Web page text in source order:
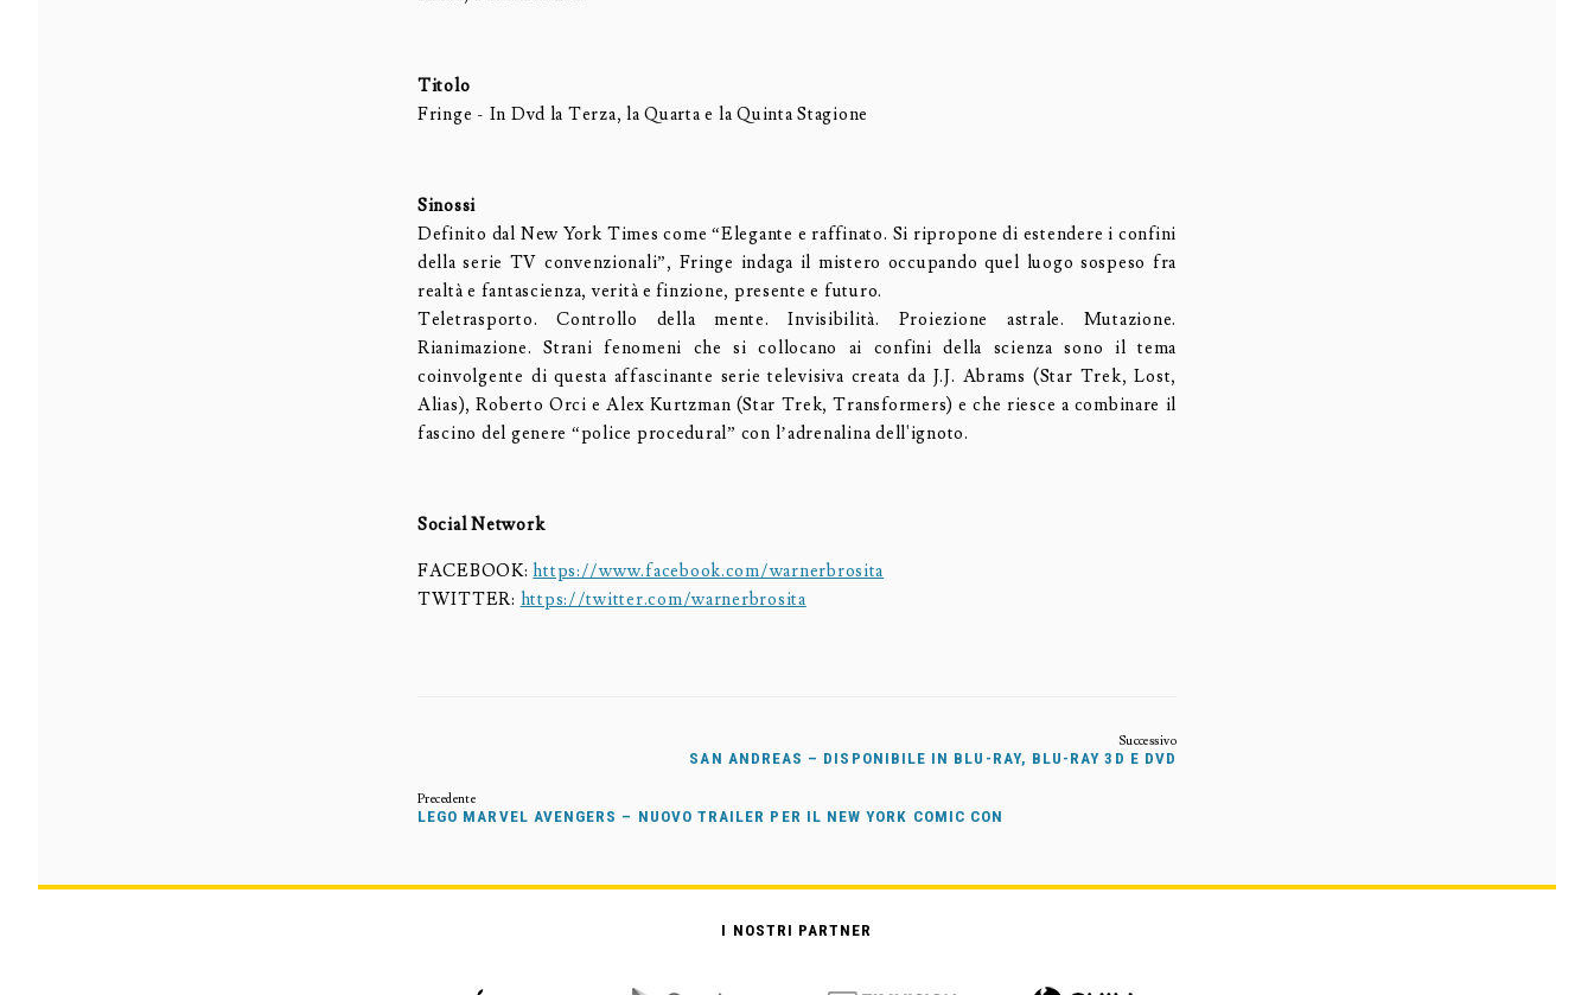
Titolo
Fringe - In Dvd la Terza, la Quarta e la Quinta Stagione
Sinossi
Definito dal New York Times come “Elegante e raffinato. Si ripropone di estendere i confini
della serie TV convenzionali”, Fringe indaga il mistero occupando quel luogo sospeso fra
realtà e fantascienza, verità e finzione, presente e futuro.
Teletrasporto. Controllo della mente. Invisibilità. Proiezione astrale. Mutazione.
Rianimazione. Strani fenomeni che si collocano ai confini della scienza sono il tema
coinvolgente di questa affascinante serie televisiva creata da J.J. Abrams (Star Trek, Lost,
Alias), Roberto Orci e Alex Kurtzman (Star Trek, Transformers) e che riesce a combinare il
fascino del genere “police procedural” con l’adrenalina dell'ignoto.
Social Network
FACEBOOK:https://www.facebook.com/warnerbrosita
TWITTER: https://twitter.com/warnerbrosita
SAN ANDREAS – DISPONIBILE IN BLU-RAY, BLU-RAY 3D E DVD
LEGO MARVEL AVENGERS – NUOVO TRAILER PER IL NEW YORK COMIC CON
I NOSTRI PARTNER